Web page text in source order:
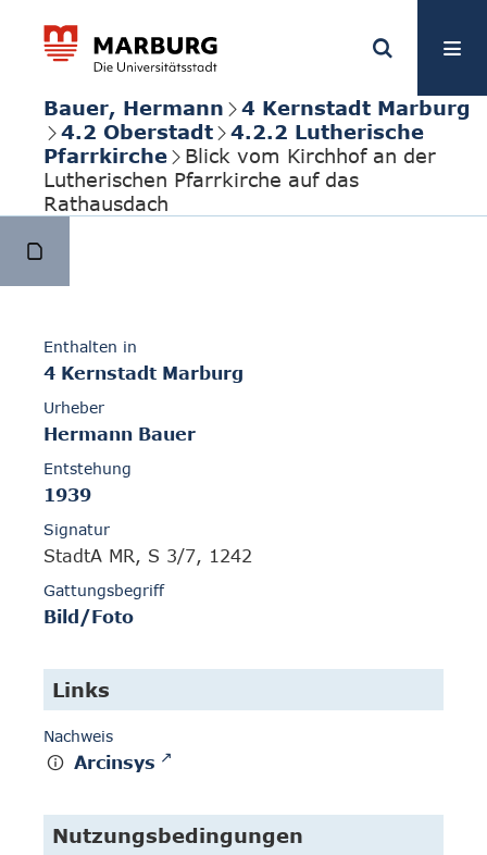
Bauer, Hermann
4 Kernstadt Marburg
4.2 Oberstadt
4.2.2 Lutherische
Pfarrkirche
Blick vom Kirchhof an der
Lutherischen Pfarrkirche auf das
Rathausdach
Enthalten in
4 Kernstadt Marburg
Urheber
Hermann Bauer
Entstehung
1939
Signatur
StadtA MR, S 3/7, 1242
Gattungsbegriff
Bild/Foto
Links
Nachweis
Arcinsys
Nutzungsbedingungen